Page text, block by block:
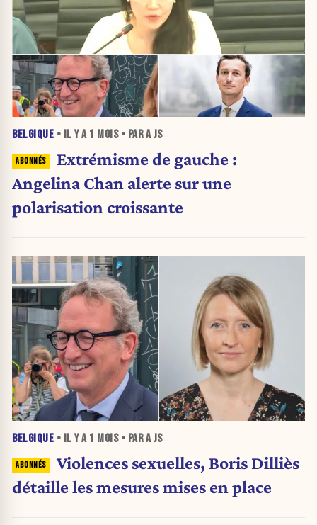
BELGIQUE • IL Y A 1 MOIS• PAR A JS
Extrémisme de gauche :
Angelina Chan alerte sur une
polarisation croissante
BELGIQUE • IL Y A 1 MOIS• PAR A JS
Violences sexuelles, Boris Dilliès
détaille les mesures mises en place